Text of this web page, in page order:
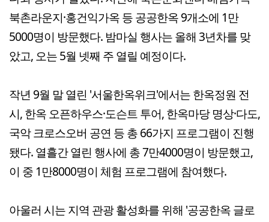
북촌라운지·홍건익가옥 등 공공한옥 9개소에 1만
5000명이 방문했다. 밤마실 행사는 올해 3년차를 맞
았고, 오는 5월 넷째 주 열릴 예정이다.
작년 9월 말 열린 '서울한옥위크'에서는 한옥정원 전
시, 한옥 오픈하우스·도슨트 투어, 한옥마당 명상·다도,
국악 크로스오버 공연 등 총 66가지 프로그램이 진행
됐다. 열흘간 열린 행사에 총 7만4000명이 방문했고,
이 중 1만8000명이 체험 프로그램에 참여했다.
아울러 시는 지역 관광 활성화를 위해 '공공한옥 글로